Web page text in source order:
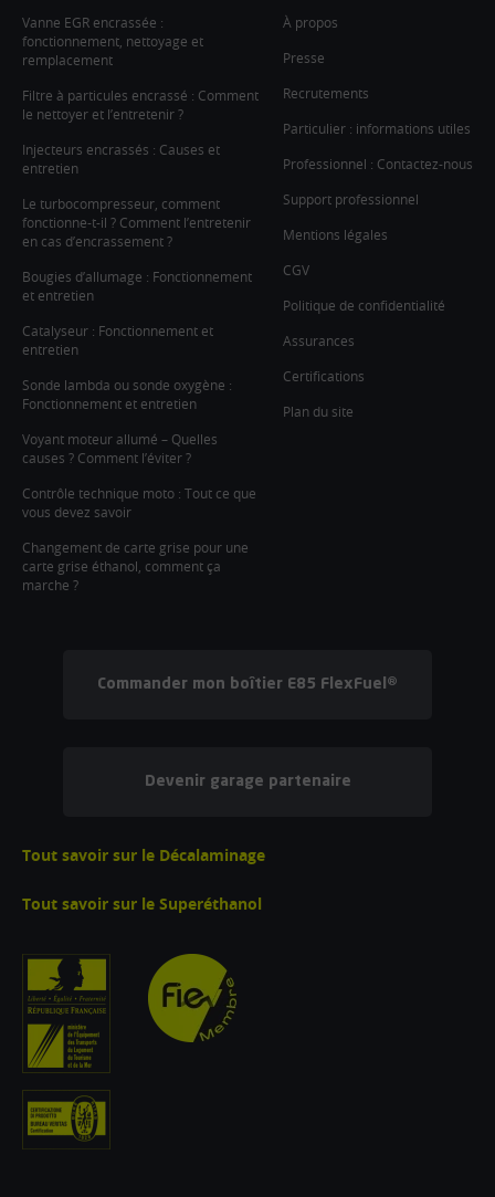
Vanne EGR encrassée :
fonctionnement, nettoyage et
remplacement
Filtre à particules encrassé : Comment
le nettoyer et l’entretenir ?
Injecteurs encrassés : Causes et
entretien
Le turbocompresseur, comment
fonctionne-t-il ? Comment l’entretenir
en cas d’encrassement ?
Bougies d’allumage : Fonctionnement
et entretien
Catalyseur : Fonctionnement et
entretien
Sonde lambda ou sonde oxygène :
Fonctionnement et entretien
Voyant moteur allumé – Quelles
causes ? Comment l’éviter ?
Contrôle technique moto : Tout ce que
vous devez savoir
Changement de carte grise pour une
carte grise éthanol, comment ça
marche ?
À propos
Presse
Recrutements
Particulier : informations utiles
Professionnel : Contactez-nous
Support professionnel
Mentions légales
CGV
Politique de confidentialité
Assurances
Certifications
Plan du site
Commander mon boîtier E85 FlexFuel®
Devenir garage partenaire
Tout savoir sur le Décalaminage
Tout savoir sur le Superéthanol